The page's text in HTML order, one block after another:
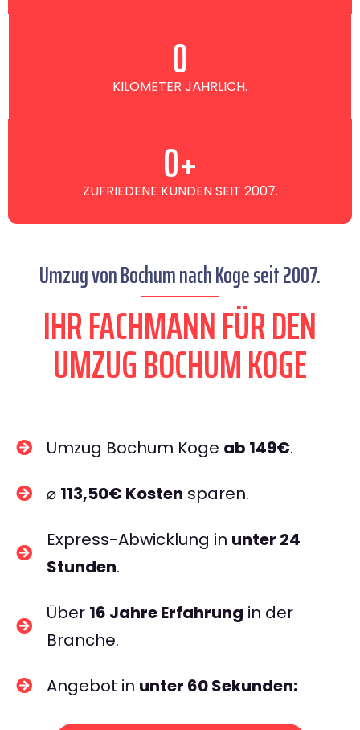
KILOMETER JÄHRLICH.
0
ZUFRIEDENE KUNDEN SEIT 2007.
0+
Umzug von Bochum nach Koge seit 2007.
IHR FACHMANN FÜR DEN
UMZUG BOCHUM KOGE
Umzug Bochum Koge ab 149€.
⌀ 113,50€ Kosten sparen.
Express-Abwicklung in unter 24
Stunden.
Über 16 Jahre Erfahrung in der
Branche.
Angebot in unter 60 Sekunden: